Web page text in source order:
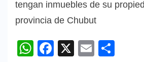
tengan inmuebles de su
provincia de Chubut
WhatsApp
Facebook
X Email